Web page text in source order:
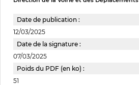
Date de publication :
12/03/2025
Date de la signature :
07/03/2025
Poids du PDF (en ko) :
51